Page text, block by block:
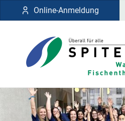
Online-Anmeldung